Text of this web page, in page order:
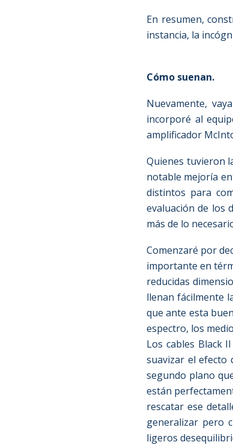
En resumen,
instancia, la
Cómo suenan.
Nuevamente,
incorporé al
amplificador
Quienes tuvieron
notable mejoría
distintos para
evaluación de los
más de lo
Comenzaré por
importante en
reducidas
llenan fácilmente
que ante esta
espectro, los
Los cables Black
suavizar el efecto
segundo plano
están
rescatar ese
generalizar pero
ligeros